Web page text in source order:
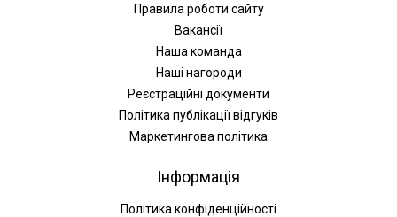
Правила роботи сайту
Вакансії
Наша команда
Наші нагороди
Реєстраційні документи
Політика публікації відгуків
Маркетингова політика
Інформація
Політика конфіденційності